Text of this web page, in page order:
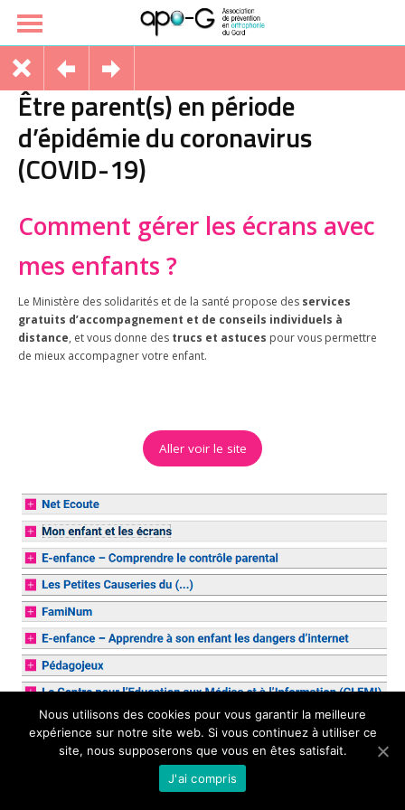
Être parent(s) en période
d’épidémie du coronavirus
(COVID-19)
Comment gérer les écrans avec
mes enfants ?
Le Ministère des solidarités et de la santé propose des services
gratuits d’accompagnement et de conseils individuels à
distance, et vous donne des trucs et astuces pour vous permettre
de mieux accompagner votre enfant.
Aller voir le site
Nous utilisons des cookies pour vous garantir la meilleure
expérience sur notre site web. Si vous continuez à utiliser ce
site, nous supposerons que vous en êtes satisfait.
J'ai compris